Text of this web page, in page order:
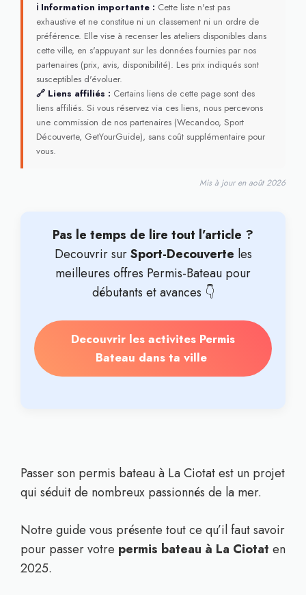
ℹ Information importante : Cette liste n'est pas
exhaustive et ne constitue ni un classement ni un ordre de
préférence. Elle vise à recenser les ateliers disponibles dans
cette ville, en s'appuyant sur les données fournies par nos
partenaires (prix, avis, disponibilité). Les prix indiqués sont
susceptibles d'évoluer.
🔗 Liens affiliés : Certains liens de cette page sont des
liens affiliés. Si vous réservez via ces liens, nous percevons
une commission de nos partenaires (Wecandoo, Sport
Découverte, GetYourGuide), sans coût supplémentaire pour
vous.
Mis à jour en août 2026
Pas le temps de lire tout l’article ?
Decouvrir surSport-Decouverte les
meilleures offres Permis-Bateau pour
débutants et avances 👇
Decouvrir les activites Permis
Bateau dans ta ville
Passer son permis bateau à La Ciotat est un projet
qui séduit de nombreux passionnés de la mer.
Notre guide vous présente tout ce qu’il faut savoir
pour passer votre permis bateau à La Ciotat en
2025.